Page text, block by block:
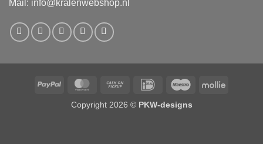
Mail: info@kralenwebshop.nl
PayPal MasterCardCash
Pickup
IDeal Maestro Mollie
Copyright 2026 © PKW-designs